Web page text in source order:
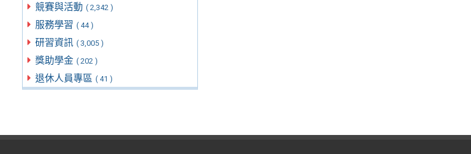
競賽與活動 ( 2,342 )
服務學習 ( 44 )
研習資訊 ( 3,005 )
獎助學金 ( 202 )
退休人員專區 ( 41 )